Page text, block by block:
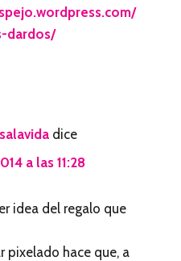
dardos/
dice
a las 11:28
idea del regalo que
pixelado hace que, a